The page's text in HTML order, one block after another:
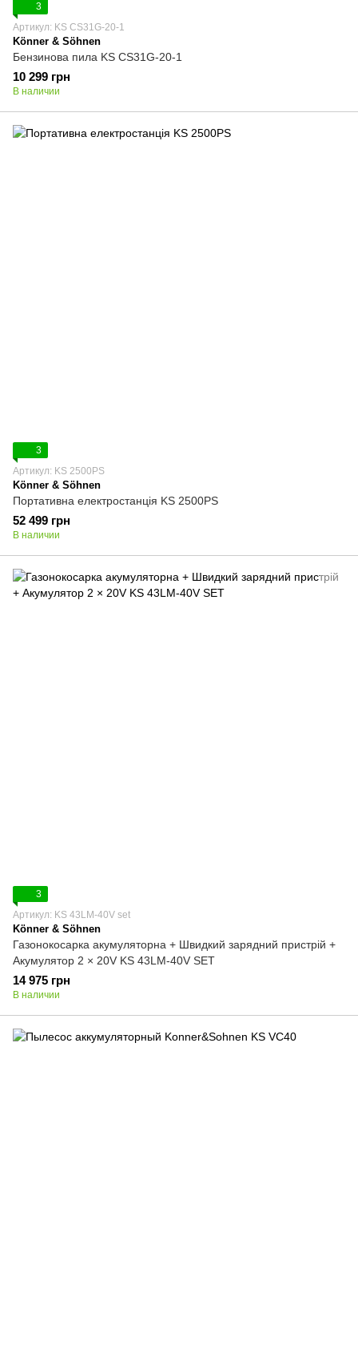
3
Артикул: KS CS31G-20-1
Könner & Söhnen
Бензинова пила KS CS31G-20-1
10 299 грн
В наличии
3
Артикул: KS 2500PS
Könner & Söhnen
Портативна електростанція KS 2500PS
52 499 грн
В наличии
3
Артикул: KS 43LM-40V set
Könner & Söhnen
Газонокосарка акумуляторна + Швидкий зарядний пристрій +
Акумулятор 2 × 20V KS 43LM-40V SET
14 975 грн
В наличии